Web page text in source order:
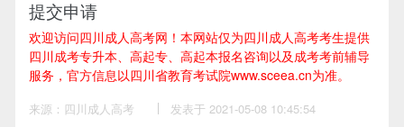
提交申请
欢迎访问四川成人高考网！ 本网站仅为四川成人高考考生提供
四川成考专升本、高起专、高起本报名咨询以及成考考前辅导
服务，官方信息以四川省教育考试院www.sceea.cn为准。
来源：四川成人高考
者：
发表于 2021-05-08 10:45:54